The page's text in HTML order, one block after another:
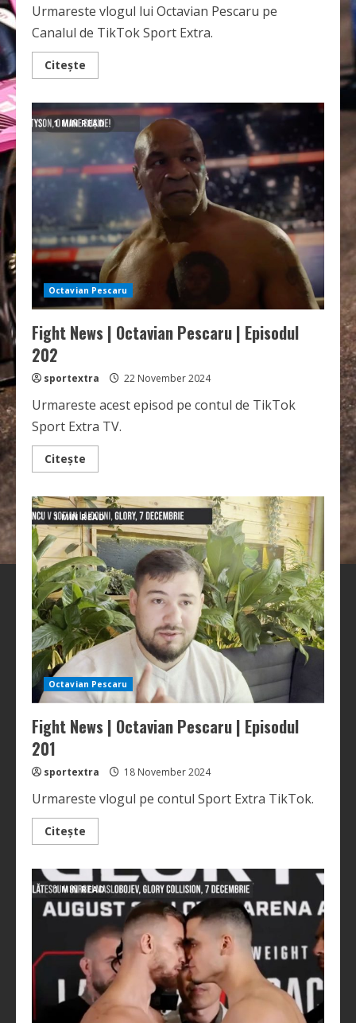
Urmareste vlogul lui Octavian Pescaru pe
Canalul de TikTok Sport Extra.
Citește
more
News
|
Octavian
Pescaru
Epsiodul
203
1 MIN READ
Octavian Pescaru
Fight News | Octavian Pescaru | Episodul
202
sportextra 22 November 2024
Urmareste acest episod pe contul de TikTok
Sport Extra TV.
Citește
more
News
|
Octavian
Pescaru
|
Episodul
202
1 MIN READ
Octavian Pescaru
Fight News | Octavian Pescaru | Episodul
201
sportextra 18 November 2024
Urmareste vlogul pe contul Sport Extra TikTok.
Citește
more
News
|
Octavian
Pescaru
|
Episodul
201
1 MIN READ